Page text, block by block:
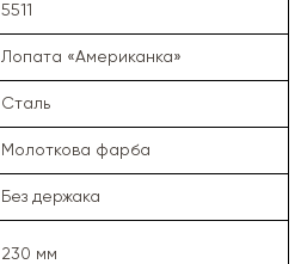
5511
Лопата «Американка»
Сталь
Молоткова фарба
Без держака
230 мм